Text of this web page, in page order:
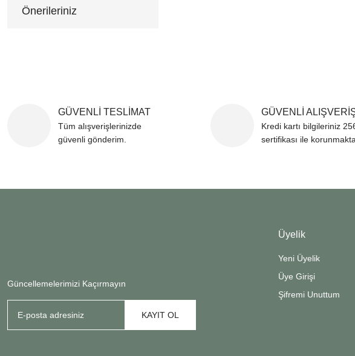
Önerileriniz
GÜVENLİ TESLİMAT
Tüm alışverişlerinizde
güvenli gönderim.
GÜVENLİ
Kredi kartı bilgileriniz
sertifikası ile
Güncellemelerimizi Kaçırmayın
KAYIT OL
Üyelik
Yeni Üyelik
Üye Girişi
Şifremi Unuttum